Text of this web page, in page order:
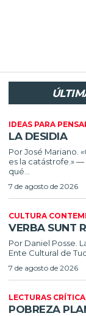
IDEAS PARA
LA DESIDIA
Por José Mariano.
es la catástrofe.»
qué...
7 de agosto de 2026
CULTURA
VERBA SUNT
Por Daniel Posse.
Ente Cultural de
7 de agosto de 2026
LECTURAS
POBREZA